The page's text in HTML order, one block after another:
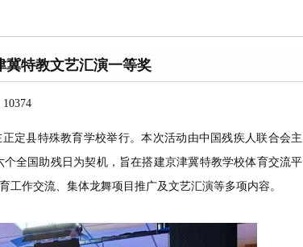
冀特教文艺汇演一等奖
10374
定县特殊教育学校举行。本次活动由中国残疾人联合会主
全国助残日为契机，旨在搭建京津冀特教学校体育交流平
作交流、集体龙舞项目推广及文艺汇演等多项内容。